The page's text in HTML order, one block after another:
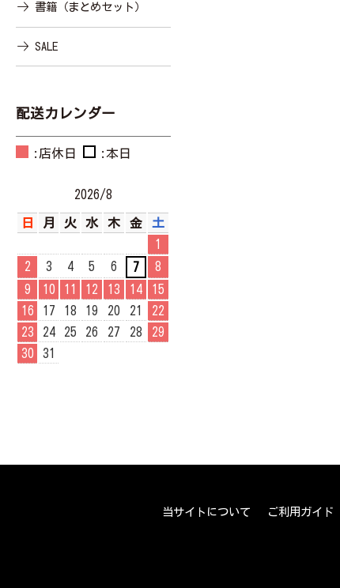
書籍（まとめセット）
SALE
配送カレンダー
:店休日 :本日
2026/8
日 月 火 水 木 金 土
1
2
3 4 5 6 7
8
9
10 11 12 13 14 15
16 17 18 19 20 21 22
23 24 25 26 27 28 29
30 31
当サイトについて ご利用ガイド